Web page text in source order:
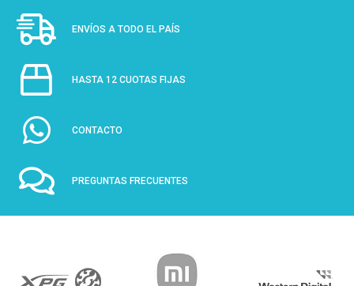
ENVÍOS A TODO EL PAÍS
HASTA 12 CUOTAS FIJAS
CONTACTO
PREGUNTAS FRECUENTES